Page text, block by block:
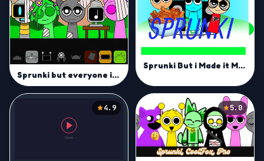
Sprunki but everyone is alive
Sprunki But i Made it Mod
4.9 5.0